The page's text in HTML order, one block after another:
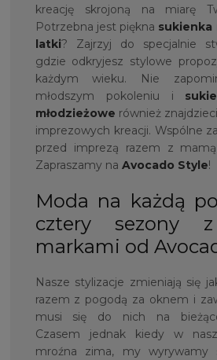
kreację skrojoną na miarę
Potrzebna jest piękna sukienka
latki? Zajrzyj do specjalnie
gdzie odkryjesz stylowe
każdym wieku. Nie
młodszym pokoleniu i
młodzieżowe również
imprezowych kreacji. Wspólne
przed imprezą razem z mamą
Zapraszamy na Avocado Style!
Moda na każdą
cztery sezony
markami od
Nasze stylizacje zmieniają się
razem z pogodą za oknem i
musi się do nich na
Czasem jednak kiedy w
mroźna zima, my wyrywamy